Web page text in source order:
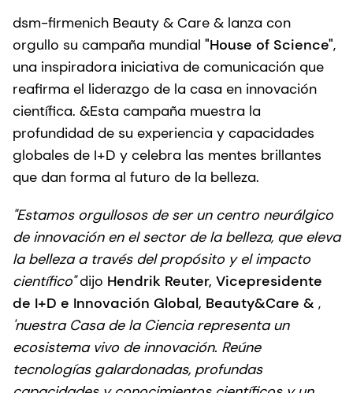
dsm-firmenich Beauty & Care & lanza con
orgullo su campaña mundial "House of Science",
una inspiradora iniciativa de comunicación que
reafirma el liderazgo de la casa en innovación
científica. &Esta campaña muestra la
profundidad de su experiencia y capacidades
globales de I+D y celebra las mentes brillantes
que dan forma al futuro de la belleza.
"Estamos orgullosos de ser un centro neurálgico
de innovación en el sector de la belleza, que eleva
la belleza a través del propósito y el impacto
científico"dijo Hendrik Reuter, Vicepresidente
de I+D e Innovación Global, Beauty&Care & ,
'nuestra Casa de la Ciencia representa un
ecosistema vivo de innovación. Reúne
tecnologías galardonadas, profundas